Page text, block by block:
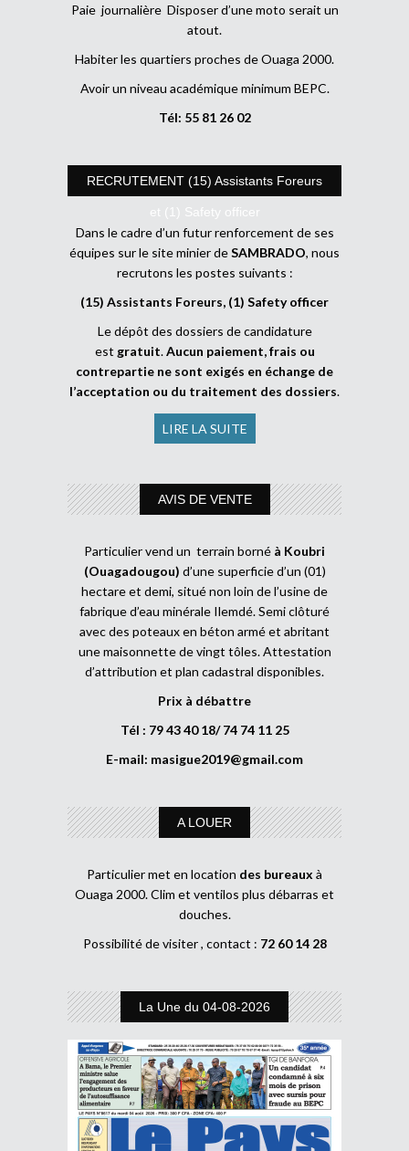
Paie journalière Disposer d’une moto serait un
atout.
Habiter les quartiers proches de Ouaga 2000.
Avoir un niveau académique minimum BEPC.
Tél: 55 81 26 02
RECRUTEMENT (15) Assistants Foreurs
et (1) Safety officer
Dans le cadre d’un futur renforcement de ses
équipes sur le site minier deSAMBRADO, nous
recrutons les postes suivants :
(15) Assistants Foreurs, (1) Safety officer
Le dépôt des dossiers de candidature
est gratuit.Aucun paiement, frais ou
contrepartie ne sont exigés en échange de
l’acceptation ou du traitement des dossiers.
LIRE LA SUITE
AVIS DE VENTE
Particulier vend un terrain borné à Koubri
(Ouagadougou) d’une superficie d’un (01)
hectare et demi, situé non loin de l’usine de
fabrique d’eau minérale Ilemdé. Semi clôturé
avec des poteaux en béton armé et abritant
une maisonnette de vingt tôles. Attestation
d’attribution et plan cadastral disponibles.
Prix à débattre
Tél : 79 43 40 18/ 74 74 11 25
E-mail: masigue2019@gmail.com
A LOUER
Particulier met en location des bureaux à
Ouaga 2000. Clim et ventilos plus débarras et
douches.
Possibilité de visiter , contact : 72 60 14 28
La Une du 04-08-2026